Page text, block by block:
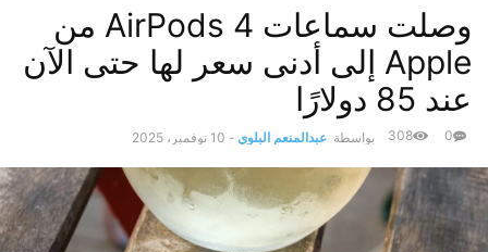
وصلت سماعات AirPods 4 من
Apple إلى أدنى سعر لها حتى الآن
عند 85 دولارًا
بواسطة عبدالمنعم البلوي - 10 نوفمبر، 2025 0
308